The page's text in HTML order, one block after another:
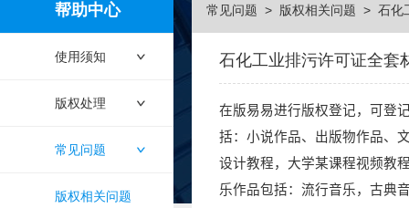
帮助中心
使用须知
版权处理
常见问题
版权相关问题
常见问题 > 版权相关问题 > 石化
石化工业排污许可证全套
在版易易进行版权登记，可登
括：小说作品、出版物作品、
设计教程，大学某课程视频教
乐作品包括：流行音乐，古典